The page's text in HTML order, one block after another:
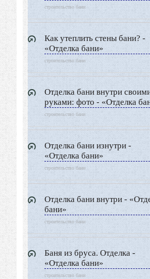
строительство бани
Как утеплить стены бани? -
«Отделка бани»
строительство бани
Отделка бани внутри
руками: фото - «Отделка
строительство бани
Отделка бани изнутри -
«Отделка бани»
строительство бани
Отделка бани внутри -
бани»
строительство бани
Баня из бруса. Отделка -
«Отделка бани»
строительство бани